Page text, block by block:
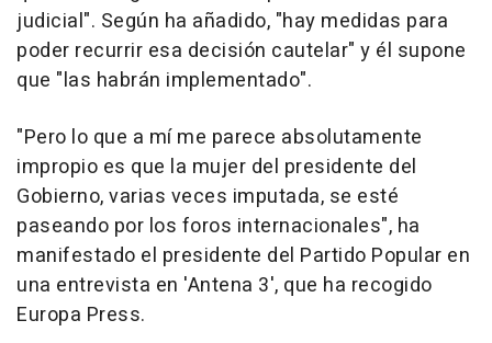
judicial". Según ha añadido, "hay medidas para
poder recurrir esa decisión cautelar" y él supone
que "las habrán implementado".
"Pero lo que a mí me parece absolutamente
impropio es que la mujer del presidente del
Gobierno, varias veces imputada, se esté
paseando por los foros internacionales", ha
manifestado el presidente del Partido Popular en
una entrevista en 'Antena 3', que ha recogido
Europa Press.